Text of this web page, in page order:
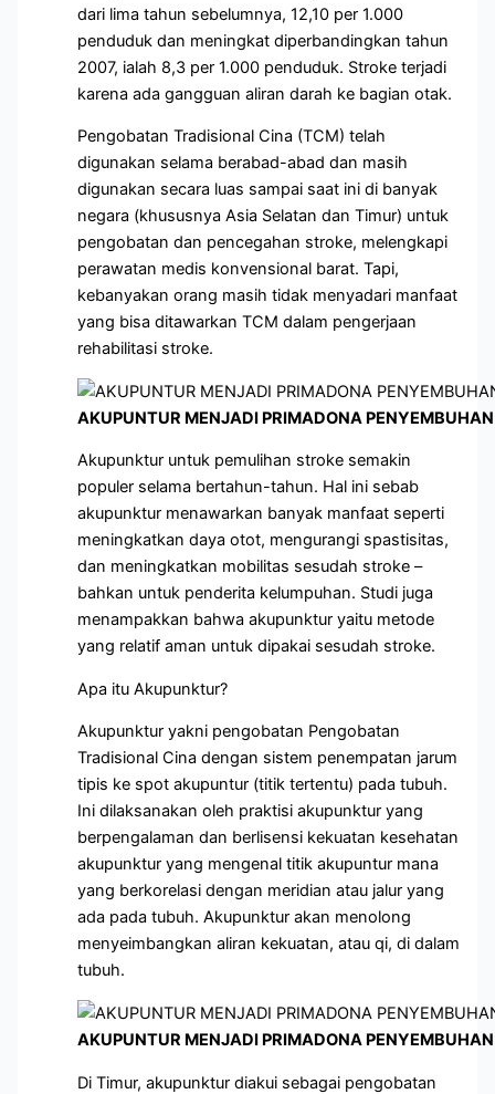
dari lima tahun sebelumnya, 12,10 per 1.000
penduduk dan meningkat diperbandingkan tahun
2007, ialah 8,3 per 1.000 penduduk. Stroke terjadi
karena ada gangguan aliran darah ke bagian otak.
Pengobatan Tradisional Cina (TCM) telah
digunakan selama berabad-abad dan masih
digunakan secara luas sampai saat ini di banyak
negara (khususnya Asia Selatan dan Timur) untuk
pengobatan dan pencegahan stroke, melengkapi
perawatan medis konvensional barat. Tapi,
kebanyakan orang masih tidak menyadari manfaat
yang bisa ditawarkan TCM dalam pengerjaan
rehabilitasi stroke.
AKUPUNTUR MENJADI PRIMADONA
Akupunktur untuk pemulihan stroke semakin
populer selama bertahun-tahun. Hal ini sebab
akupunktur menawarkan banyak manfaat seperti
meningkatkan daya otot, mengurangi spastisitas,
dan meningkatkan mobilitas sesudah stroke –
bahkan untuk penderita kelumpuhan. Studi juga
menampakkan bahwa akupunktur yaitu metode
yang relatif aman untuk dipakai sesudah stroke.
Apa itu Akupunktur?
Akupunktur yakni pengobatan Pengobatan
Tradisional Cina dengan sistem penempatan jarum
tipis ke spot akupuntur (titik tertentu) pada tubuh.
Ini dilaksanakan oleh praktisi akupunktur yang
berpengalaman dan berlisensi kekuatan kesehatan
akupunktur yang mengenal titik akupuntur mana
yang berkorelasi dengan meridian atau jalur yang
ada pada tubuh. Akupunktur akan menolong
menyeimbangkan aliran kekuatan, atau qi, di dalam
tubuh.
AKUPUNTUR MENJADI PRIMADONA
Di Timur, akupunktur diakui sebagai pengobatan